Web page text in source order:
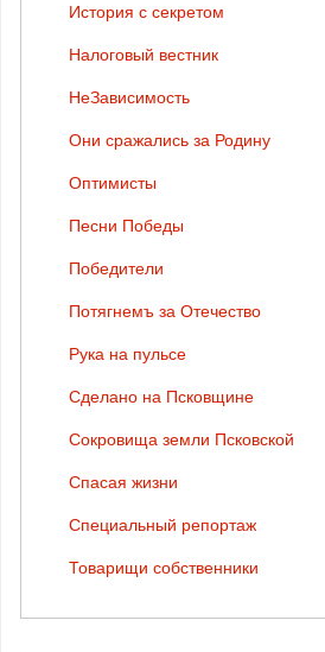
История с секретом
Налоговый вестник
НеЗависимость
Они сражались за Родину
Оптимисты
Песни Победы
Победители
Потягнемъ за Отечество
Рука на пульсе
Сделано на Псковщине
Сокровища земли Псковской
Спасая жизни
Специальный репортаж
Товарищи собственники